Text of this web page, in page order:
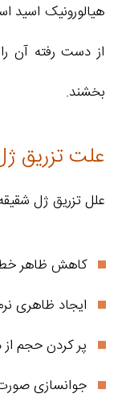
هیالورونیک اسید
از دست رفته آن
بخشند.
علت تزریق
علل تزریق ژل
کاهش ظاهر
ایجاد ظاهری
پر کردن حجم
جوانسازی